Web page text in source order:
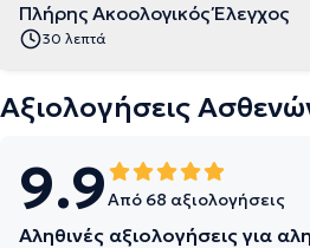
Πλήρης Ακοολογικός Έλεγχος
30 λεπτά
Αξιολογήσεις
9.9Από 68 αξιολογήσεις
Αληθινές αξιολογήσεις για